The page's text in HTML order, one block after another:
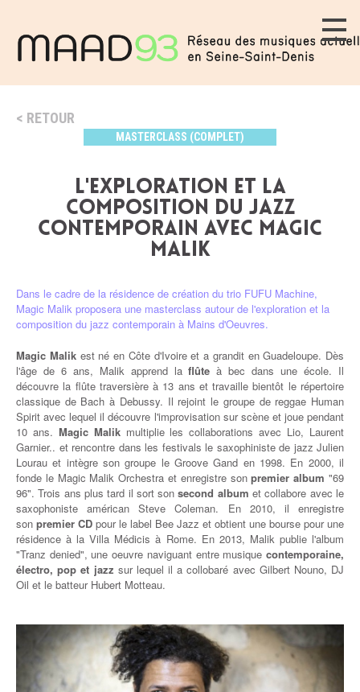
RETOUR
MASTERCLASS (COMPLET)
L'EXPLORATION ET LA
COMPOSITION DU JAZZ
CONTEMPORAIN AVEC MAGIC
MALIK
Dans le cadre de la résidence de création du trio FUFU Machine,
Magic Malik proposera une masterclass autour de l'exploration et la
composition du jazz contemporain à Mains d'Oeuvres.
Magic Malikest né en Côte d'Ivoire et a grandit en Guadeloupe. Dès
l'âge de 6 ans, Malik apprend laflûte à bec dans une école. Il
découvre la flûte traversière à 13 ans et travaille bientôt le répertoire
classique de Bach à Debussy. Il rejoint le groupe de reggae Human
Spirit avec lequel il découvre l'improvisation sur scène et joue pendant
10 ans. Magic Malikmultiplie les collaborations avec Lio, Laurent
Garnier.. et rencontre dans les festivals le saxophiniste de jazz Julien
Lourau et intègre son groupe le Groove Gand en 1998. En 2000, il
fonde le Magic Malik Orchestra et enregistre sonpremier album "69
96". Trois ans plus tard il sort sonsecond album et collabore avec le
saxophoniste américan Steve Coleman. En 2010, il enregistre
son premier CD pour le label Bee Jazz et obtient une bourse pour une
résidence à la Villa Médicis à Rome. En 2013, Malik publie l'album
"Tranz denied", une oeuvre naviguant entre musique contemporaine,
électro, pop et jazz sur lequel il a collobaré avec Gilbert Nouno, DJ
Oil et le batteur Hubert Motteau.